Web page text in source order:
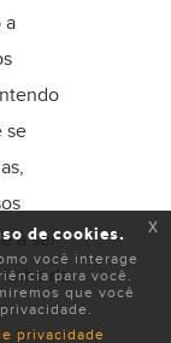
a
se
a ser
da
de cookies.
você interage
para você.
que você
privacidade
x